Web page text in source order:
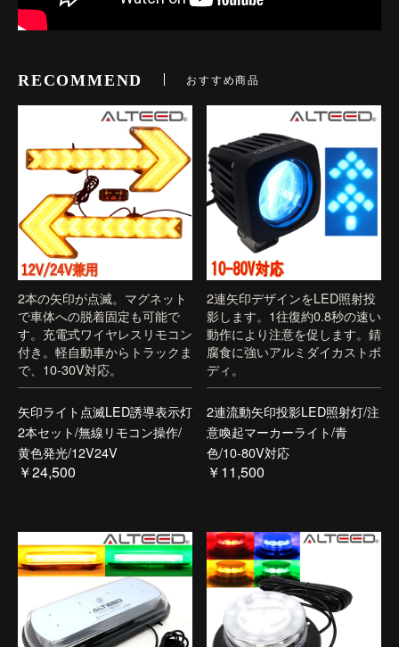
RECOMMEND おすすめ商品
2本の矢印が点滅。マグネット
で車体への脱着固定も可能で
す。充電式ワイヤレスリモコン
付き。軽自動車からトラックま
で、10-30V対応。
矢印ライト点滅LED誘導表示灯
2本セット/無線リモコン操作/
黄色発光/12V24V
￥24,500
2連矢印デザインをLED照射投
影します。1往復約0.8秒の速い
動作により注意を促します。錆
腐食に強いアルミダイカストボ
ディ。
2連流動矢印投影LED照射灯/注
意喚起マーカーライト/青
色/10-80V対応
￥11,500